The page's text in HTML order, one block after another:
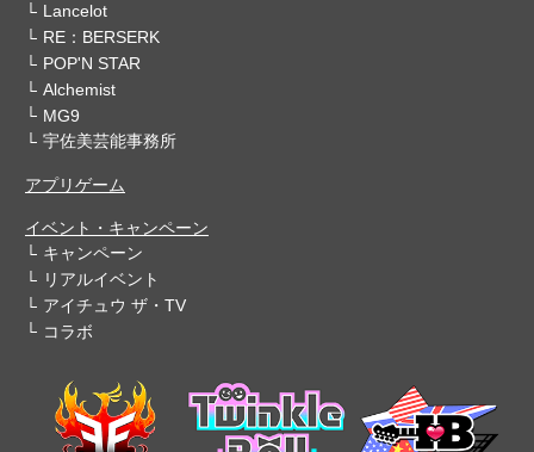
Lancelot
RE：BERSERK
POP'N STAR
Alchemist
MG9
宇佐美芸能事務所
アプリゲーム
イベント・キャンペーン
キャンペーン
リアルイベント
アイチュウ ザ・TV
コラボ